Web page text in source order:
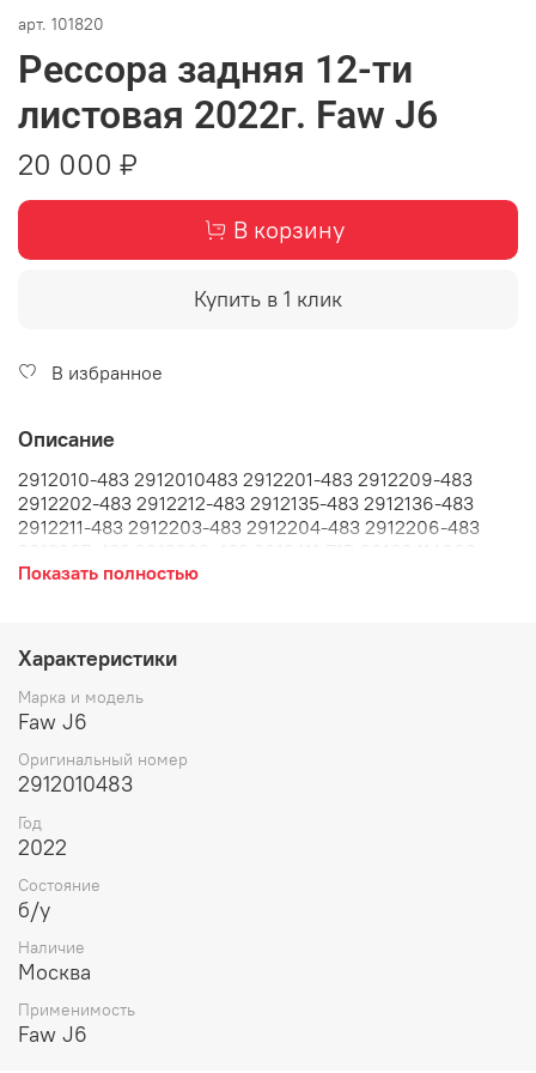
арт. 101820
Рессора задняя 12-ти
листовая 2022г. Faw J6
20 000 ₽
В корзину
Купить в 1 клик
В избранное
Описание
2912010-483 2912010483 2912201-483 2912209-483
2912202-483 2912212-483 2912135-483 2912136-483
2912211-483 2912203-483 2912204-483 2912206-483
2918046A260 2918042-260-C00 Рессора задняя в
пружина подвески, рессора.
Показать полностью
Характеристики
Марка и модель
Faw J6
Оригинальный номер
2912010483
Год
2022
Состояние
б/у
Наличие
Москва
Применимость
Faw J6